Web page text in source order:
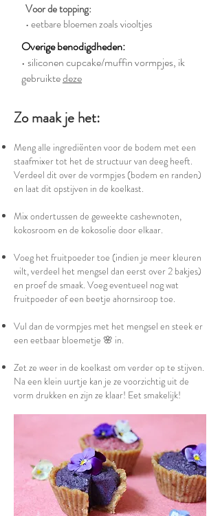
Voor de topping:
• eetbare bloemen zoals viooltjes
Overige benodigdheden:
• siliconen cupcake/muffin vormpjes, ik
gebruiktedeze
Zo maak je het:
Meng alle ingrediënten voor de bodem met een
staafmixer tot het de structuur van deeg heeft.
Verdeel dit over de vormpjes (bodem en randen)
en laat dit opstijven in de koelkast.
Mix ondertussen de geweekte cashewnoten,
kokosroom en de kokosolie door elkaar.
Voeg het fruitpoeder toe (indien je meer kleuren
wilt, verdeel het mengsel dan eerst over 2 bakjes)
en proef de smaak. Voeg eventueel nog wat
fruitpoeder of een beetje ahornsiroop toe.
Vul dan de vormpjes met het mengsel en steek er
een eetbaar bloemetje 🌸 in.
Zet ze weer in de koelkast om verder op te stijven.
Na een klein uurtje kan je ze voorzichtig uit de
vorm drukken en zijn ze klaar! Eet smakelijk!